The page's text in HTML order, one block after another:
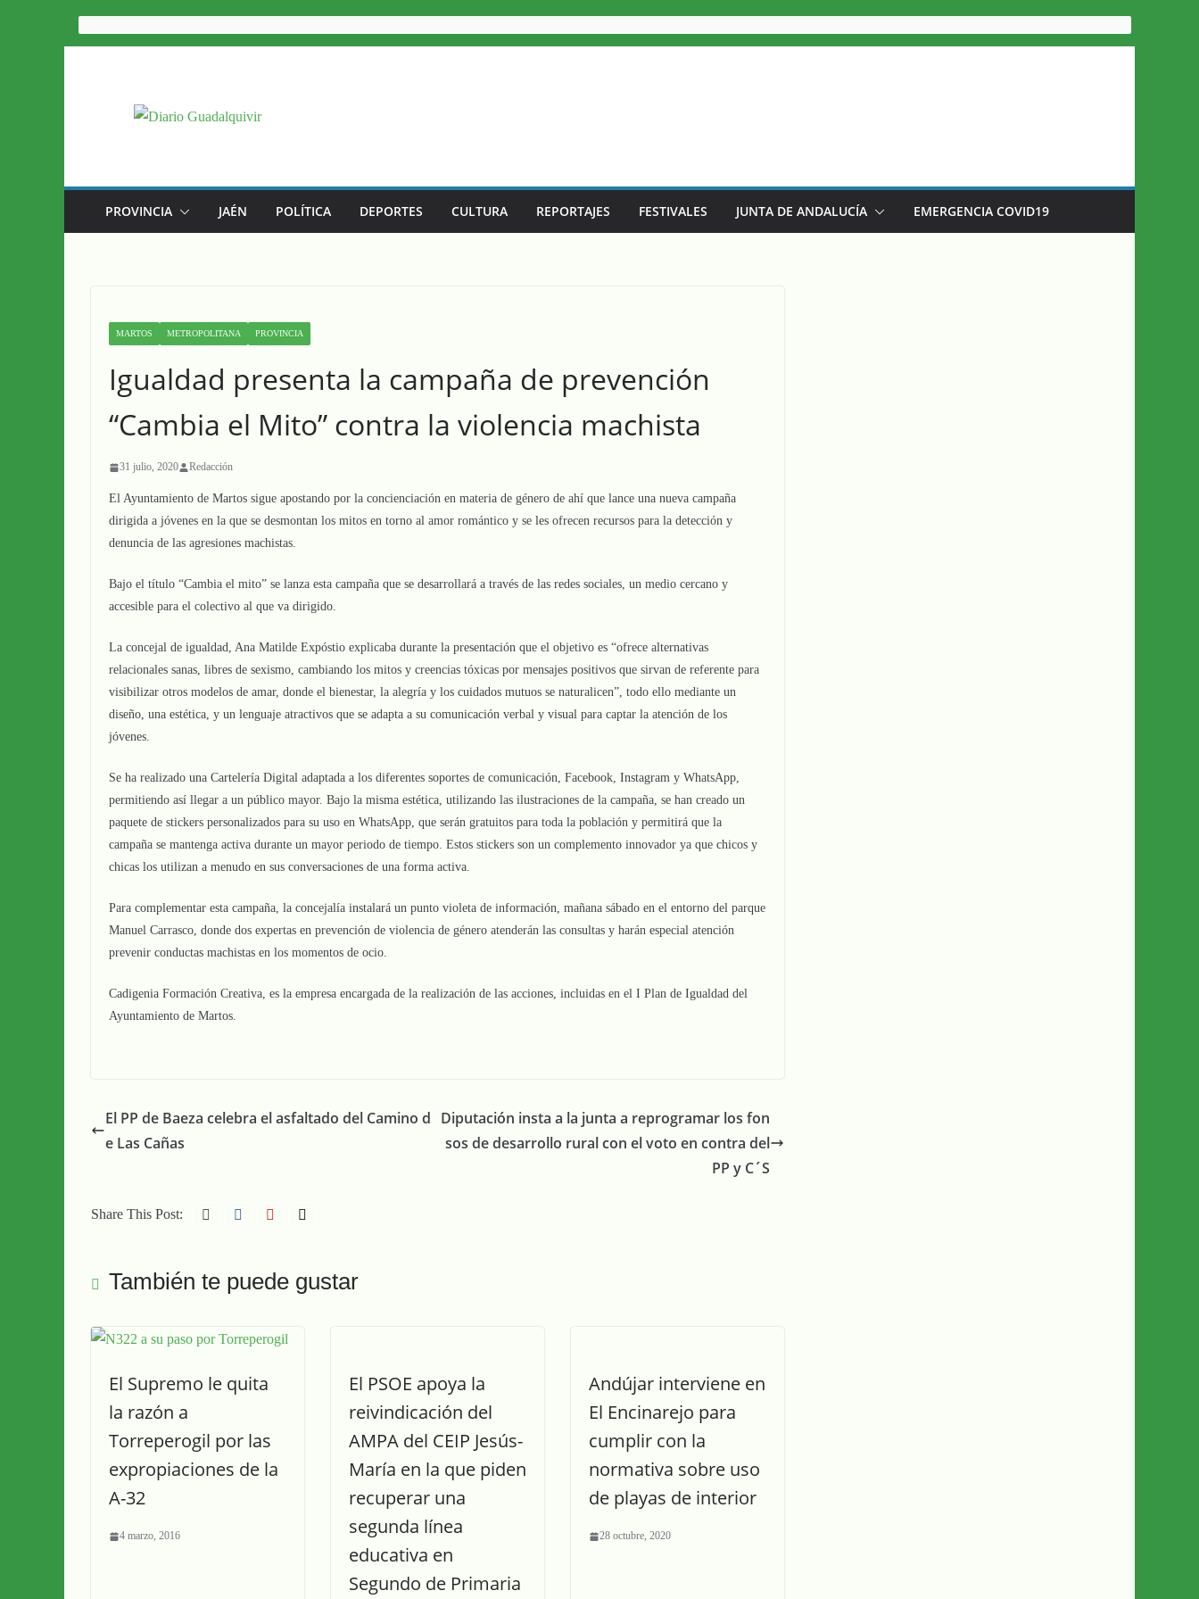
Saltar
al
PROVINCIA JAÉN POLÍTICA DEPORTES CULTURA REPORTAJES FESTIVALES JUNTA DE ANDALUCÍA EMERGENCIA COVID19
MARTOS METROPOLITANA PROVINCIA
Igualdad presenta la campaña de prevención
“Cambia el Mito” contra la violencia machista
31 julio, 2020 Redacción
El Ayuntamiento de Martos sigue apostando por la concienciación en materia de género de ahí que lance una nueva campaña
dirigida a jóvenes en la que se desmontan los mitos en torno al amor romántico y se les ofrecen recursos para la detección y
denuncia de las agresiones machistas.
Bajo el título “Cambia el mito” se lanza esta campaña que se desarrollará a través de las redes sociales, un medio cercano y
accesible para el colectivo al que va dirigido.
La concejal de igualdad, Ana Matilde Expóstio explicaba durante la presentación que el objetivo es “ofrece alternativas
relacionales sanas, libres de sexismo, cambiando los mitos y creencias tóxicas por mensajes positivos que sirvan de referente para
visibilizar otros modelos de amar, donde el bienestar, la alegría y los cuidados mutuos se naturalicen”, todo ello mediante un
diseño, una estética, y un lenguaje atractivos que se adapta a su comunicación verbal y visual para captar la atención de los
jóvenes.
Se ha realizado una Cartelería Digital adaptada a los diferentes soportes de comunicación, Facebook, Instagram y WhatsApp,
permitiendo así llegar a un público mayor. Bajo la misma estética, utilizando las ilustraciones de la campaña, se han creado un
paquete de stickers personalizados para su uso en WhatsApp, que serán gratuitos para toda la población y permitirá que la
campaña se mantenga activa durante un mayor periodo de tiempo. Estos stickers son un complemento innovador ya que chicos y
chicas los utilizan a menudo en sus conversaciones de una forma activa.
Para complementar esta campaña, la concejalía instalará un punto violeta de información, mañana sábado en el entorno del parque
Manuel Carrasco, donde dos expertas en prevención de violencia de género atenderán las consultas y harán especial atención
prevenir conductas machistas en los momentos de ocio.
Cadigenia Formación Creativa, es la empresa encargada de la realización de las acciones, incluidas en el I Plan de Igualdad del
Ayuntamiento de Martos.
El PP de Baeza celebra el asfaltado del Camino d
e Las Cañas
Diputación insta a la junta a reprogramar los fon
sos de desarrollo rural con el voto en contra del
PP y C´S
Share This Post:
También te puede gustar
El Supremo le quita
la razón a
Torreperogil por las
expropiaciones de la
A-32
4 marzo, 2016
El PSOE apoya la
reivindicación del
AMPA del CEIP Jesús-
María en la que piden
recuperar una
segunda línea
educativa en
Segundo de Primaria
Andújar interviene en
El Encinarejo para
cumplir con la
normativa sobre uso
de playas de interior
28 octubre, 2020